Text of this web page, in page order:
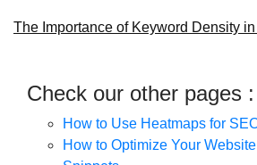
The Importance of Keyword Density
Check our other pages :
How to Use Heatmaps for
How to Optimize Your